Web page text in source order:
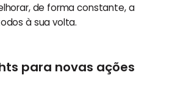
de forma constante, a
à sua volta.
para novas ações